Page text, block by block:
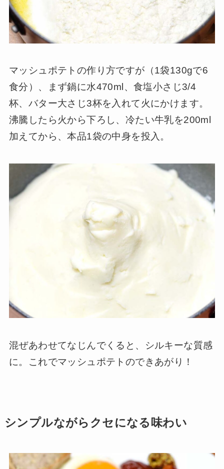
マッシュポテトの作り方ですが（1袋130gで6
食分）、まず鍋に水470ml、食塩小さじ3/4
杯、バター大さじ3杯を入れて火にかけます。
沸騰したら火から下ろし、冷たい牛乳を200ml
加えてから、本品1袋の中身を投入。
混ぜあわせてなじんでくると、シルキーな質感
に。これでマッシュポテトのできあがり！
シンプルながらクセになる味わい